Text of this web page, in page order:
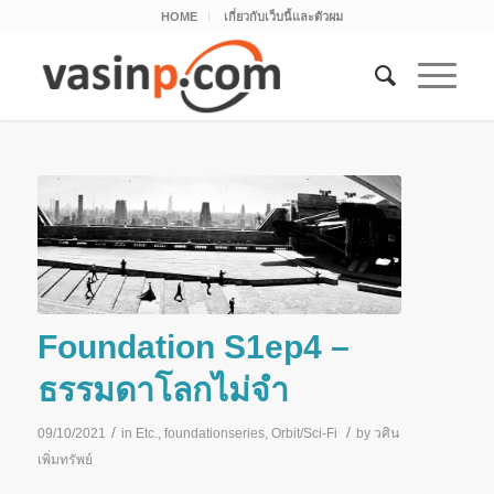
HOME เกี่ยวกับเว็บนี้และตัวผม
Foundation S1ep4 –
ธรรมดาโลกไม่จำ
09/10/2021 / in Etc. foundationseries, Orbit/Sci-Fi / by วศิน
เพิ่มทรัพย์